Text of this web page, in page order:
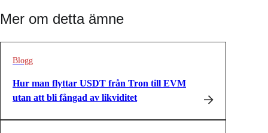
Mer om detta ämne
Blogg
Hur man flyttar USDT från Tron till EVM
utan att bli fångad av likviditet